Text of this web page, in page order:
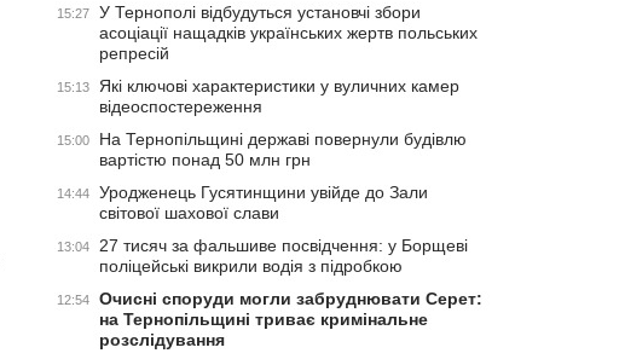
15:27
У Тернополі відбудуться установчі збори
асоціації нащадків українських жертв польських
репресій
15:13
Які ключові характеристики у вуличних камер
відеоспостереження
15:00
На Тернопільщині державі повернули будівлю
вартістю понад 50 млн грн
14:44
Уродженець Гусятинщини увійде до Зали
світової шахової слави
13:04
27 тисяч за фальшиве посвідчення: у Борщеві
поліцейські викрили водія з підробкою
12:54
Очисні споруди могли забруднювати Серет:
на Тернопільщині триває кримінальне
розслідування